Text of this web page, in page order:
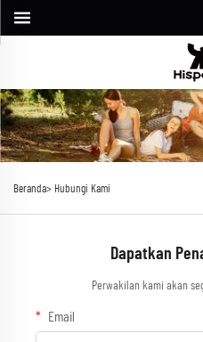
Beranda> Hubungi Kami
Dapatkan
Perwakilan kami akan
Email